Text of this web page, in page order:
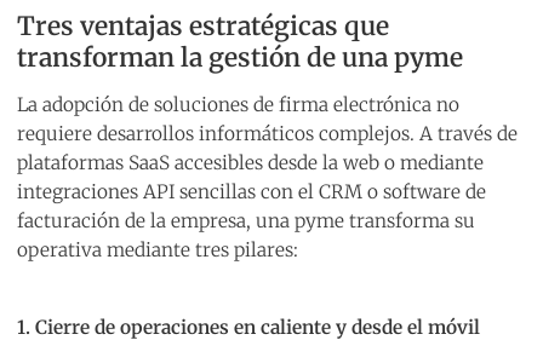
Tres ventajas estratégicas que
transforman la gestión de una pyme
La adopción de soluciones de firma electrónica no
requiere desarrollos informáticos complejos. A través de
plataformas SaaS accesibles desde la web o mediante
integraciones API sencillas con el CRM o software de
facturación de la empresa, una pyme transforma su
operativa mediante tres pilares:
1. Cierre de operaciones en caliente y desde el móvil